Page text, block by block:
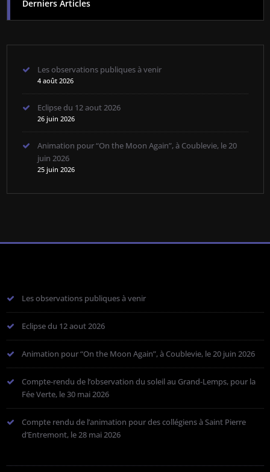
Derniers Articles
Les observations publiques à venir
4 août 2026
Eclipse du 12 aout 2026
26 juin 2026
Animation pour “On the Moon Again”, à Coublevie, le 20
juin 2026
25 juin 2026
Les observations publiques à venir
Eclipse du 12 aout 2026
Animation pour “On the Moon Again”, à Coublevie, le 20 juin 2026
Compte-rendu de l’observation du soleil au Grand-Lemps, pour la
Fée Verte, le 30 mai 2026
Compte rendu de l’animation pour des collégiens à Saint Pierre
d’Entremont, le 28 mai 2026